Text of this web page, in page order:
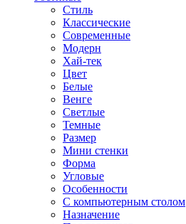
Стиль
Классические
Современные
Модерн
Хай-тек
Цвет
Белые
Венге
Светлые
Темные
Размер
Мини стенки
Форма
Угловые
Особенности
С компьютерным столом
Назначение